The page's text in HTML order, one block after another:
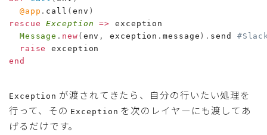
@app . call ( env )
rescue
Exception => exception
Message . new ( env , exception .message ) . send #Slack
raise
end
Exception が渡されてきたら、自分の行いたい処理を
行って、その Exception を次のレイヤーにも渡してあ
げるだけです。